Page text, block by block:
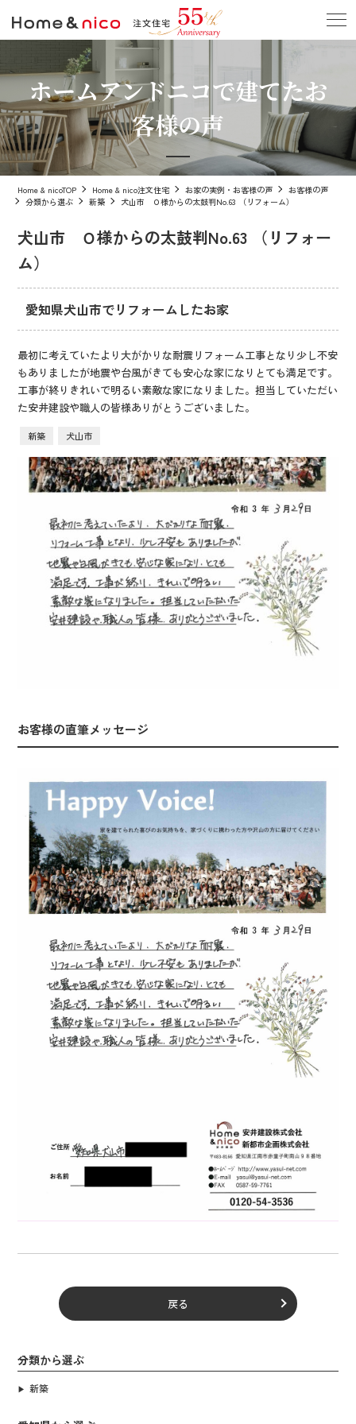
ホームアンドニコで建てたお
客様の声
Home & nicoTOP Home & nico注文住宅 お家の実例・お客様の声
お客様の声
分類から選ぶ
新築 犬山市 Ｏ様からの太鼓判No.63 （リフォーム）
犬山市 Ｏ様からの太鼓判No.63 （リフォー
ム）
愛知県犬山市でリフォームしたお家
最初に考えていたより大がかりな耐震リフォーム工事となり少し不安
もありましたが地震や台風がきても安心な家になりとても満足です。
工事が終りきれいで明るい素敵な家になりました。担当していただい
た安井建設や職人の皆様ありがとうございました。
新築 犬山市
お客様の直筆メッセージ
戻る
分類から選ぶ
新築